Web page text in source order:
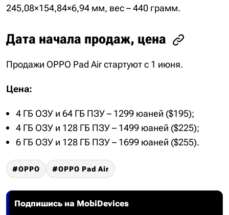
245,08×154,84×6,94 мм, вес – 440 грамм.
Дата начала продаж, цена
Продажи OPPO Pad Air стартуют с 1 июня.
Цена:
4 ГБ ОЗУ и 64 ГБ ПЗУ – 1299 юаней ($195);
4 ГБ ОЗУ и 128 ГБ ПЗУ – 1499 юаней ($225);
6 ГБ ОЗУ и 128 ГБ ПЗУ – 1699 юаней ($255).
OPPO OPPO Pad Air
Подпишись на MobiDevices